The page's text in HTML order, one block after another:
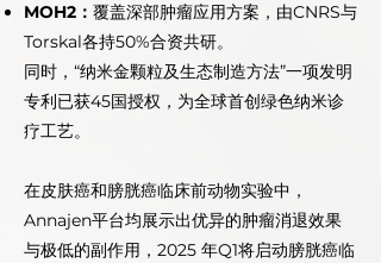
MOH2： 覆盖深部肿瘤应用方案，由CNRS与
Torskal各持50%合资共研。
同时，“纳米金颗粒及生态制造方法”一项发明
专利已获45国授权，为全球首创绿色纳米诊
疗工艺​。
在皮肤癌和膀胱癌临床前动物实验中，
Annajen平台均展示出优异的肿瘤消退效果
与极低的副作用，2025 年Q1将启动膀胱癌临